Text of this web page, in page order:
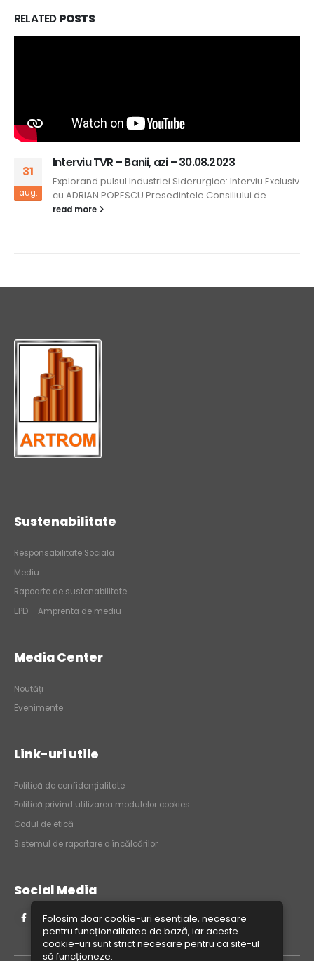
RELATEDPOSTS
31
aug.
Interviu TVR – Banii, azi – 30.08.2023
Explorand pulsul Industriei Siderurgice: Interviu Exclusiv
cu ADRIAN POPESCU Presedintele Consiliului de...
read more
Sustenabilitate
Responsabilitate Sociala
Mediu
Rapoarte de sustenabilitate
EPD – Amprenta de mediu
Media Center
Noutăți
Evenimente
Link-uri utile
Politică de confidențialitate
Politică privind utilizarea modulelor cookies
Codul de etică
Sistemul de raportare a încălcărilor
Social Media
Folosim doar cookie-uri esențiale, necesare
pentru funcționalitatea de bază, iar aceste
cookie-uri sunt strict necesare pentru ca site-ul
să funcționeze.